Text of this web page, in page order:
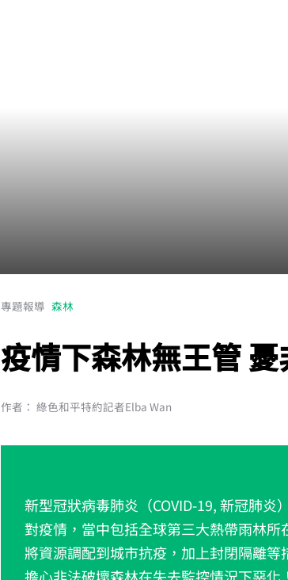
專題報導 森林
疫情下森林無王管
作者： 綠色和平特約記者Elba Wan
新型冠狀病毒肺炎（COVID-19, 新冠肺
對疫情，當中包括全球第三大熱帶雨林
將資源調配到城市抗疫，加上封閉隔離